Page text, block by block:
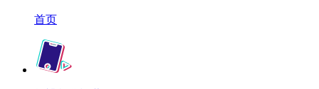
首页